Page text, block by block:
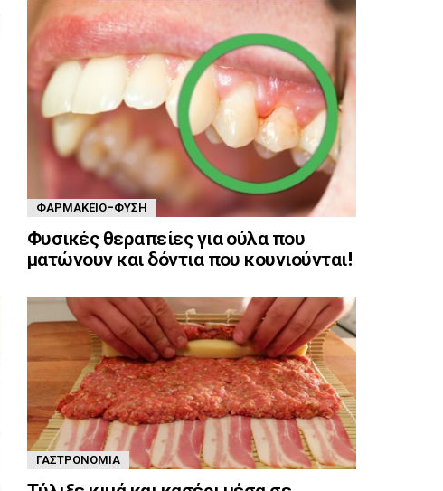
ΦΑΡΜΑΚΕΊΟ-ΦΎΣΗ
Φυσικές θεραπείες για ούλα που
ματώνουν και δόντια που κουνιούνται!
ΓΑΣΤΡΟΝΟΜΊΑ